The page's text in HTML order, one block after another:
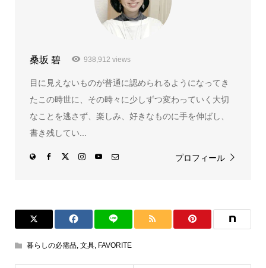
桑坂 碧 938,912 views
目に見えないものが普通に認められるようになってき
たこの時世に、その時々に少しずつ変わっていく大切
なことを逃さず、楽しみ、好きなものに手を伸ばし、
書き残してい...
プロフィール
暮らしの必需品, 文具, FAVORITE